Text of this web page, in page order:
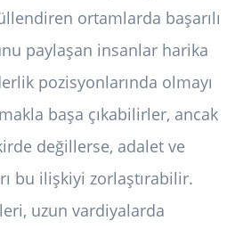
ortamlarda başarılı
paylaşan insanlar harika
pozisyonlarında olmayı
başa çıkabilirler, ancak
değillerse, adalet ve
bu ilişkiyi zorlaştırabilir.
uzun vardiyalarda